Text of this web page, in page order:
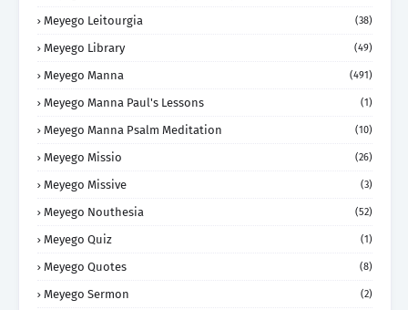
Meyego Leitourgia (38)
Meyego Library (49)
Meyego Manna (491)
Meyego Manna Paul's Lessons (1)
Meyego Manna Psalm Meditation (10)
Meyego Missio (26)
Meyego Missive (3)
Meyego Nouthesia (52)
Meyego Quiz (1)
Meyego Quotes (8)
Meyego Sermon (2)